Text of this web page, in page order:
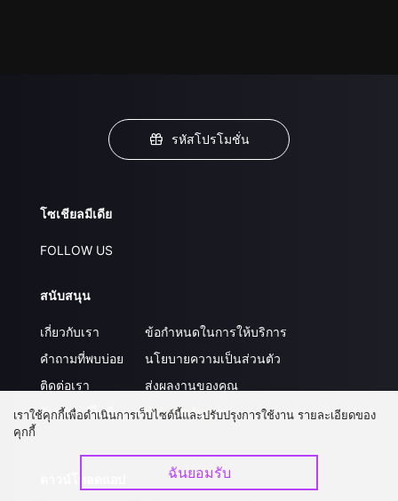
รหัสโปรโมชั่น
โซเชียลมีเดีย
FOLLOW US
สนับสนุน
เกี่ยวกับเรา
คำถามที่พบบ่อย
ติดต่อเรา
อัปเกรด วีไอพี
ข้อกำหนดในการให้บริการ
นโยบายความเป็นส่วนตัว
ส่งผลงานของคุณ
ร่วมงานกับเรา
เราใช้คุกกี้เพื่อดำเนินการเว็บไซต์นี้และปรับปรุงการใช้งาน รายละเอียดของ
คุกกี้
ฉันยอมรับ